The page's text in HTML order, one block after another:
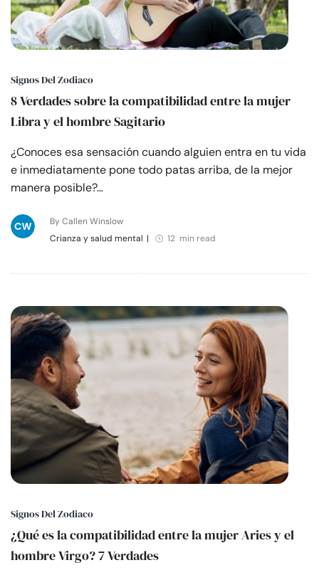
Signos Del Zodiaco
8 Verdades sobre la compatibilidad entre la mujer
Libra y el hombre Sagitario
¿Conoces esa sensación cuando alguien entra en tu vida
e inmediatamente pone todo patas arriba, de la mejor
manera posible?…
By Callen Winslow
Crianza y salud mental | 12 min read
Signos Del Zodiaco
¿Qué es la compatibilidad entre la mujer Aries y el
hombre Virgo? 7 Verdades